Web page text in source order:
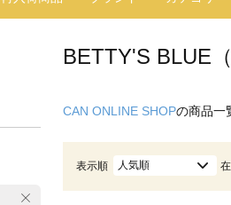
BETTY'S BLUE
CAN ONLINE SHOPの商品一
表示順 人気順